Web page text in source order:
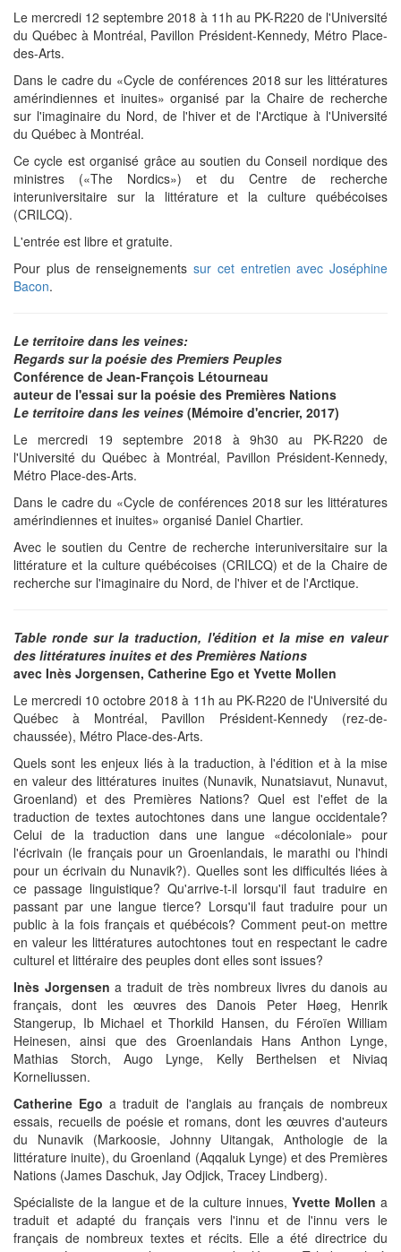
Le mercredi 12 septembre 2018 à 11h au PK-R220 de l'Université
du Québec à Montréal, Pavillon Président-Kennedy, Métro Place-
des-Arts.
Dans le cadre du «Cycle de conférences 2018 sur les littératures
amérindiennes et inuites» organisé par la Chaire de recherche
sur l'imaginaire du Nord, de l'hiver et de l'Arctique à l'Université
du Québec à Montréal.
Ce cycle est organisé grâce au soutien du Conseil nordique des
ministres («The Nordics») et du Centre de recherche
interuniversitaire sur la littérature et la culture québécoises
(CRILCQ).
L'entrée est libre et gratuite.
Pour plus de renseignements sur cet entretien avec Joséphine
Bacon.
Le territoire dans les veines:
Regards sur la poésie des Premiers Peuples
Conférence de Jean-François Létourneau
auteur de l'essai sur la poésie des Premières Nations
Le territoire dans les veines (Mémoire d'encrier, 2017)
Le mercredi 19 septembre 2018 à 9h30 au PK-R220 de
l'Université du Québec à Montréal, Pavillon Président-Kennedy,
Métro Place-des-Arts.
Dans le cadre du «Cycle de conférences 2018 sur les littératures
amérindiennes et inuites» organisé Daniel Chartier.
Avec le soutien du Centre de recherche interuniversitaire sur la
littérature et la culture québécoises (CRILCQ) et de la Chaire de
recherche sur l'imaginaire du Nord, de l'hiver et de l'Arctique.
Table ronde sur la traduction, l'édition et la mise en valeur
des littératures inuites et des Premières Nations
avec Inès Jorgensen, Catherine Ego et Yvette Mollen
Le mercredi 10 octobre 2018 à 11h au PK-R220 de l'Université du
Québec à Montréal, Pavillon Président-Kennedy (rez-de-
chaussée), Métro Place-des-Arts.
Quels sont les enjeux liés à la traduction, à l'édition et à la mise
en valeur des littératures inuites (Nunavik, Nunatsiavut, Nunavut,
Groenland) et des Premières Nations? Quel est l'effet de la
traduction de textes autochtones dans une langue occidentale?
Celui de la traduction dans une langue «décoloniale» pour
l'écrivain (le français pour un Groenlandais, le marathi ou l'hindi
pour un écrivain du Nunavik?). Quelles sont les difficultés liées à
ce passage linguistique? Qu'arrive-t-il lorsqu'il faut traduire en
passant par une langue tierce? Lorsqu'il faut traduire pour un
public à la fois français et québécois? Comment peut-on mettre
en valeur les littératures autochtones tout en respectant le cadre
culturel et littéraire des peuples dont elles sont issues?
Inès Jorgensen a traduit de très nombreux livres du danois au
français, dont les œuvres des Danois Peter Høeg, Henrik
Stangerup, Ib Michael et Thorkild Hansen, du Féroïen William
Heinesen, ainsi que des Groenlandais Hans Anthon Lynge,
Mathias Storch, Augo Lynge, Kelly Berthelsen et Niviaq
Korneliussen.
Catherine Ego a traduit de l'anglais au français de nombreux
essais, recueils de poésie et romans, dont les œuvres d'auteurs
du Nunavik (Markoosie, Johnny Uitangak, Anthologie de la
littérature inuite), du Groenland (Aqqaluk Lynge) et des Premières
Nations (James Daschuk, Jay Odjick, Tracey Lindberg).
Spécialiste de la langue et de la culture innues, Yvette Mollen a
traduit et adapté du français vers l'innu et de l'innu vers le
français de nombreux textes et récits. Elle a été directrice du